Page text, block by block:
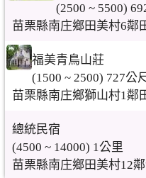
(2500 ~ 5500)
苗栗縣南庄鄉田美村6鄰
福美青鳥山莊
(1500 ~ 2500) 727公
苗栗縣南庄鄉獅山村1鄰
總統民宿
(4500 ~ 14000) 1公里
苗栗縣南庄鄉田美村12